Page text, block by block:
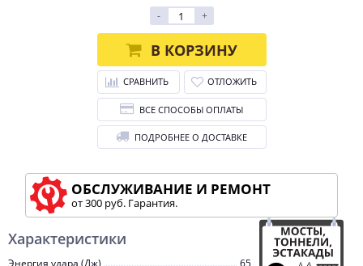
Характеристики
Энергия удара (Дж)
65
-
+
В КОРЗИНУ
СРАВНИТЬ ОТЛОЖИТЬ
ВСЕ СПОСОБЫ ОПЛАТЫ
ПОДРОБНЕЕ О ДОСТАВКЕ
ОБСЛУЖИВАНИЕ И РЕМОНТ
от 300 руб. Гарантия.